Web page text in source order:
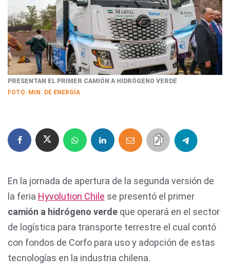
PRESENTAN EL PRIMER CAMIÓN A HIDRÓGENO VERDE
FOTO: MIN. DE ENERGÍA
En la jornada de apertura de la segunda versión de
la feria Hyvolution Chile se presentó el primer
camión a hidrógeno verde que operará en el sector
de logística para transporte terrestre el cual contó
con fondos de Corfo para uso y adopción de estas
tecnologías en la industria chilena.